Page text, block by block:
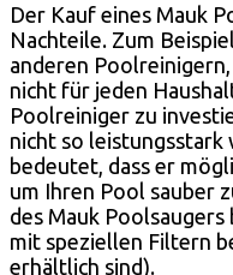
Der Kauf eines Mauk
Nachteile. Zum
anderen
nicht für jeden
Poolreiniger zu
nicht so leistungsstark
bedeutet, dass er
um Ihren Pool sauber
des Mauk
mit speziellen Filtern
erhältlich sind).